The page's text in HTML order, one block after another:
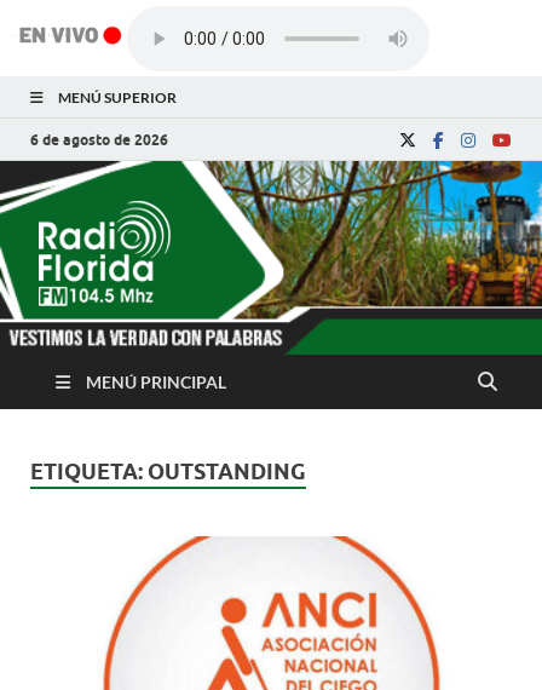
MENÚ SUPERIOR
6 de agosto de 2026
Radio Florida de
Cuba
Noticias y Actualidades de Florida, Camagüey,
MENÚ PRINCIPAL
ETIQUETA: OUTSTANDING